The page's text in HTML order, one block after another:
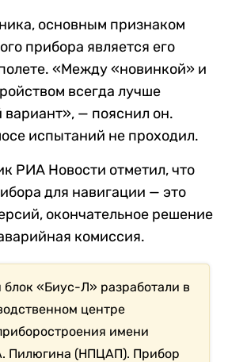
основным признаком
прибора является его
«Между «новинкой» и
всегда лучше
вариант», — пояснил он.
испытаний не проходил.
РИА Новости отметил, что
для навигации — это
окончательное решение
комиссия.
«Биус-Л» разработали в
центре
имени
Пилюгина (НПЦАП). Прибор